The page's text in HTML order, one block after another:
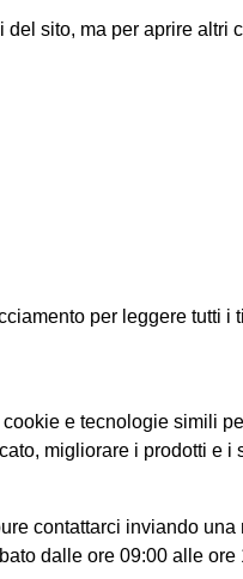
sito, ma per aprire
per leggere tutti i
e tecnologie simili
migliorare i prodotti e
contattarci inviando una
dalle ore 09:00 alle ore